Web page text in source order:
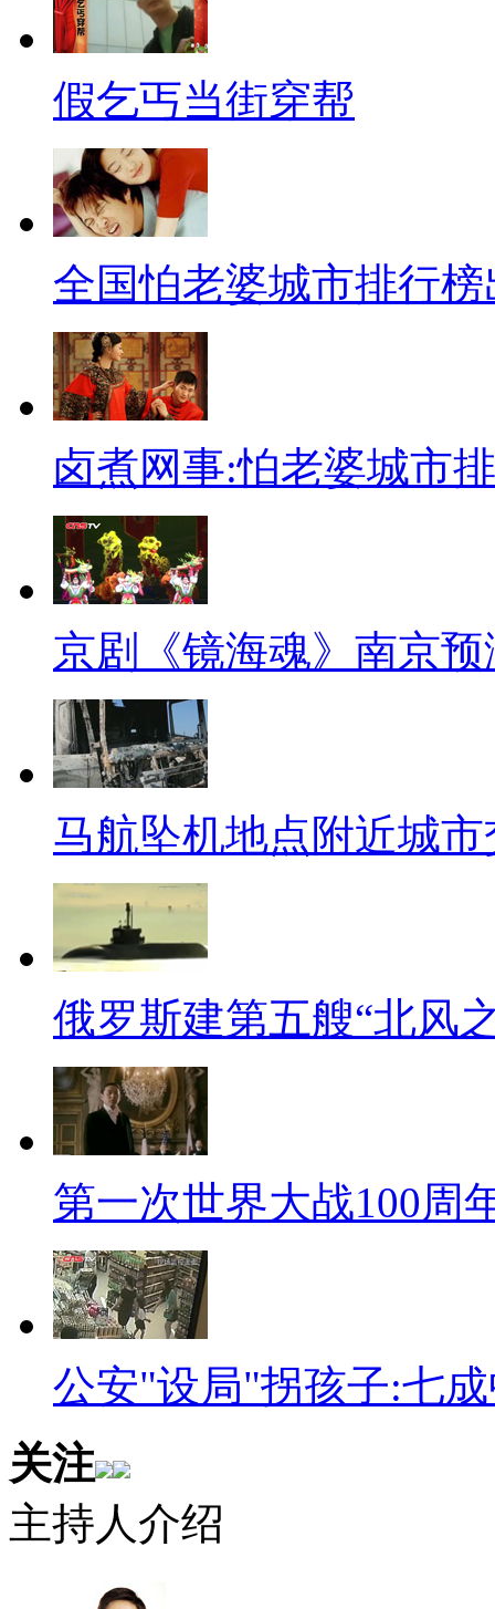
子过的那叫一个快活啊。下蛋
【种族的爱恋】
动物们现在这么厉害，人类
古历经十天搞了一个行为艺术
马》，并成功将其亲手制作的
草原。呱呱我书读的少，也不
吗？艺术家的世界你永远不懂！
【胖子求减刑遭拒】
肥胖也不是没有好处，美国
诈骗罪本该入狱服刑，但当地
法官下令他在家中软禁30个月
院缩短刑期，不过遭到驳回。
你为啥那么胖了！
【奇葩夫妻】
有一对小夫妻，开始因婆媳
回娘家，夫妻一别就是3年。
3000元，让小两口到外面吃饭
连AA都不行。最后俩人以离婚
家门，这么奇葩，估计要再找
啊！
【中国好婆婆】
来，用手按住了男子持刀的手
电棒电击劫匪。听见呼救声的
服了。婆婆在搏斗时说：“打我
句话感动的眼泪直流，别人家
为什么好事都是别人家的呢？
【口播】好了，以上就是今
彩新闻请点击《中国新闻网》再
假乞丐当街穿帮
全国怕老婆城市排行榜
卤煮网事:怕老婆城市
京剧《镜海魂》南京
马航坠机地点附近城
俄罗斯建第五艘“北风
第一次世界大战100周
公安"设局"拐孩子:七
关注
主持人介绍